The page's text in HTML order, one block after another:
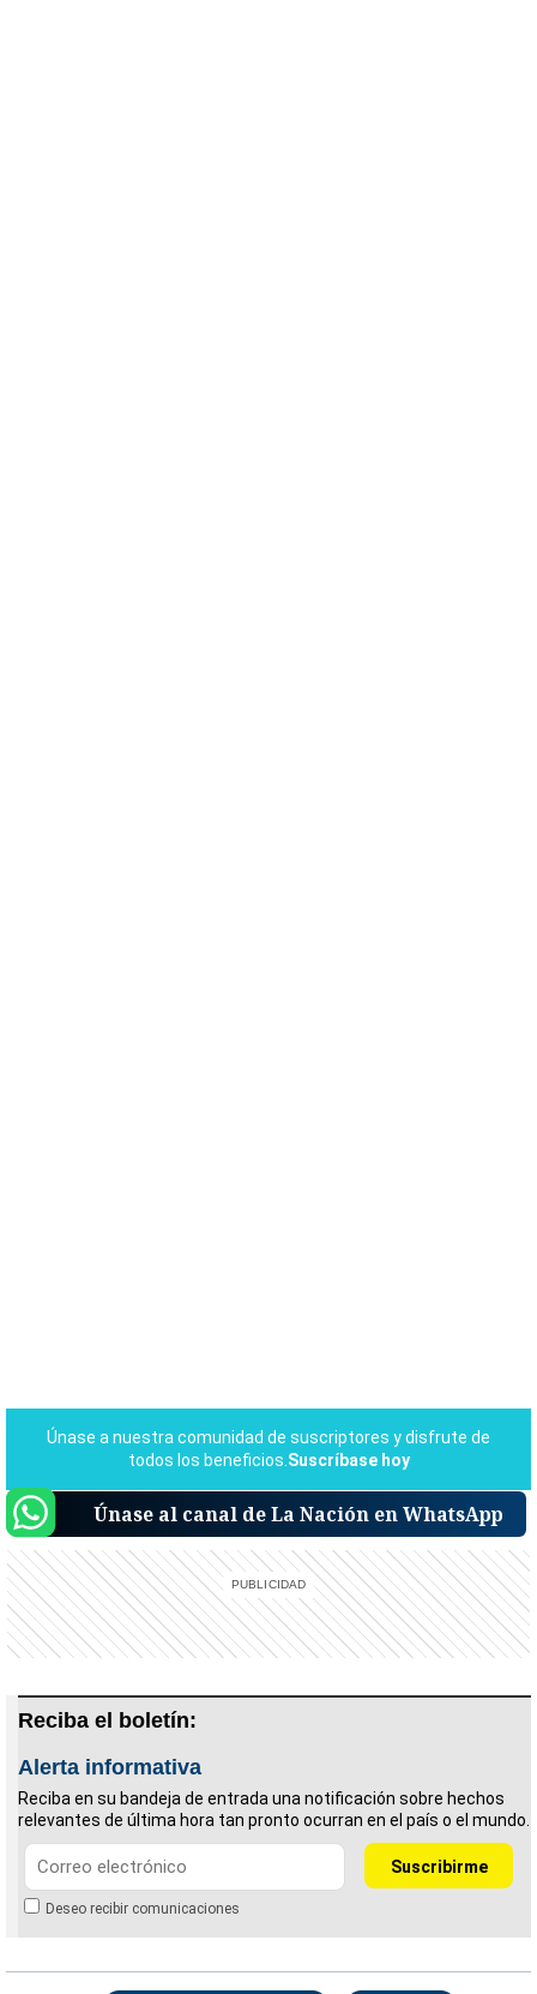
Únase al canal de La Nación en WhatsApp
Reciba el boletín:
Alerta informativa
Reciba en su bandeja de entrada una notificación sobre hechos
relevantes de última hora tan pronto ocurran en el país o el mundo.
Deseo recibir comunicaciones